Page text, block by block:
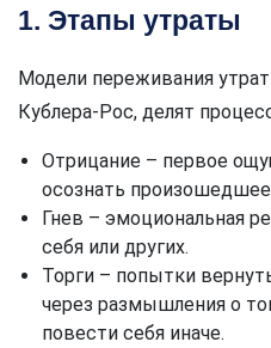
1. Этапы утраты
Модели переживания
Кублера-Рос, делят
Отрицание – первое
осознать
Гнев – эмоциональная
себя или других.
Торги – попытки
через размышления о
повести себя иначе.